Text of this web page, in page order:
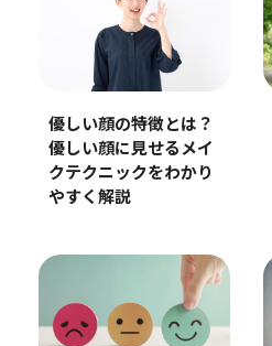
優しい顔の特徴とは？
優しい顔に見せるメイ
クテクニックをわかり
やすく解説